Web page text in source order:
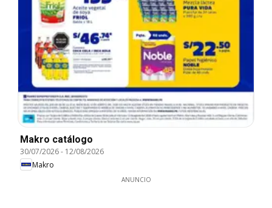
Makro catálogo
30/07/2026- 12/08/2026
Makro
ANUNCIO